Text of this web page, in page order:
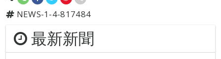
NEWS-1-4-817484
最新新聞